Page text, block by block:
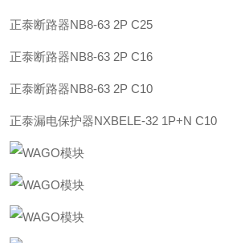
正泰断路器NB8-63 2P C25
正泰断路器NB8-63 2P C16
正泰断路器NB8-63 2P C10
正泰漏电保护器NXBELE-32 1P+N C10